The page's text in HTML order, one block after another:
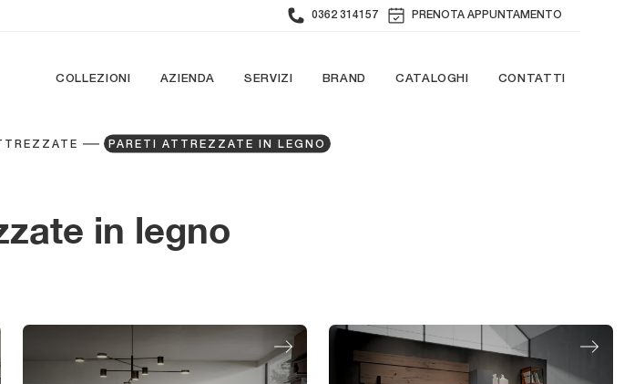
0362 314157 PRENOTA APPUNTAMENTO
COLLEZIONI AZIENDA SERVIZI BRAND CATALOGHI CONTATTI
PARETI ATTREZZATE IN LEGNO
in legno